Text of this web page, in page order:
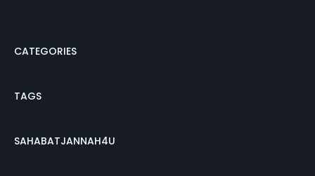
CATEGORIES
TAGS
SAHABATJANNAH4U